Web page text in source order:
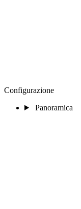
Configurazione
Panoramica